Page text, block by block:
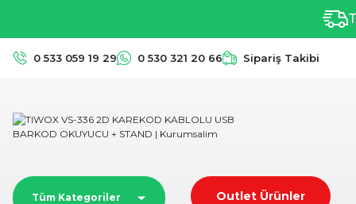
0 533 059 19 29 0 530 321 20 66 Sipariş Takibi
Tüm Kategoriler Outlet Ürünler